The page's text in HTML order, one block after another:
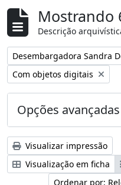
Mostrando
Descrição
Remover filtro:
Desembargadora Sandra
Remover filtro:
Com objetos digitais
Opções
Visualizar impressão
Visualização em ficha
Ordenar por: